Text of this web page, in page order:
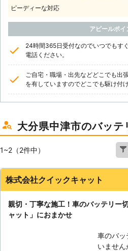
ピーディーな対応
アピールポイ
24時間365日受付なのでいつでもす
電話ください。
ご自宅・職場・出先などどこでも出
を有していますのでどこでも駆け付
大分県中津市のバッ
1~2（2件中）
株式会社クイックキャット
親切・丁寧な施工！車のバッテリー
ャット」におまかせ
車のバッ
いません